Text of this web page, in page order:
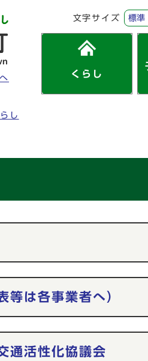
文字サイズ 標準
くらし
し
等は各事業者へ）
通活性化協議会